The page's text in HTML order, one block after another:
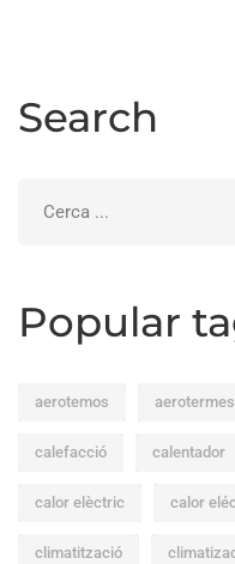
Search
Popular
aerotemos aerotermes
calefacció calentador
calor elèctric calor
climatització